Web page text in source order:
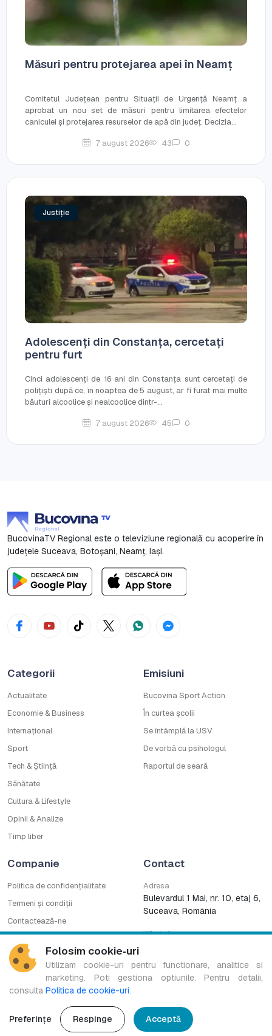
Măsuri pentru protejarea apei în Neamț
Comitetul Județean pentru Situații de Urgență Neamț a
aprobat un nou set de măsuri pentru limitarea efectelor
caniculei și protejarea resurselor de apă din județ. Decizia...
7 august 2026 43 0
Justiție
Adolescenți din Constanța, cercetați
pentru furt
Cinci adolescenți de 16 ani din Constanța sunt cercetați de
polițiști după ce, în noaptea de 5 august, ar fi furat mai multe
băuturi alcoolice și nealcoolice dintr-...
7 august 2026 45 0
BucovinaTV Regional este o televiziune regională cu acoperire în
județele Suceava, Botoşani, Neamț, Iași.
Categorii
Actualitate
Economie & Business
Internațional
Sport
Tech & Știință
Sănătate
Cultura & Lifestyle
Opinii & Analize
Timp liber
Emisiuni
Bucovina Sport Action
În curtea școlii
Se întâmplă la USV
De vorbă cu psihologul
Raportul de seară
Companie
Politica de confidențialitate
Termeni și condiții
Contactează-ne
CNA
Contact
Adresa
Bulevardul 1 Mai, nr. 10, etaj 6,
Suceava, România
WhatsApp
Bucovina TV Regional este marcă înregistrată a B.G. MEDIA S.R.L.
Copyright © 2016-2026. Toate drepturile rezervate.
Design & Development:
Ace of Pixels
Folosim cookie‑uri
Utilizam cookie-uri pentru functionare, analitice si
marketing. Poti gestiona optiunile. Pentru detalii,
consulta Politica de cookie-uri.
Preferințe Respinge Acceptă